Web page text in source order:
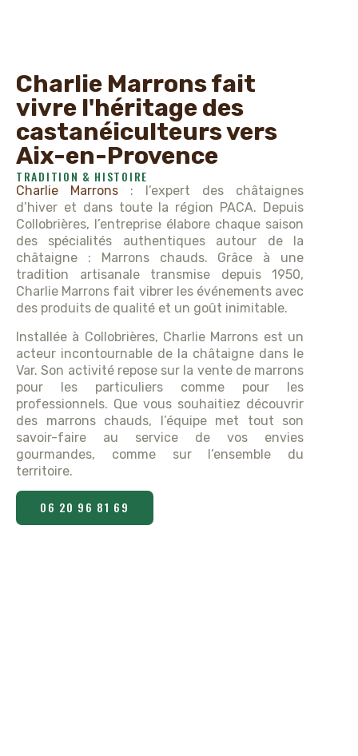
Charlie Marrons fait
vivre l'héritage des
castanéiculteurs vers
Aix-en-Provence
TRADITION & HISTOIRE
Charlie Marrons : l’expert des châtaignes
d’hiver et dans toute la région PACA. Depuis
Collobrières, l’entreprise élabore chaque saison
des spécialités authentiques autour de la
châtaigne : Marrons chauds. Grâce à une
tradition artisanale transmise depuis 1950,
Charlie Marrons fait vibrer les événements avec
des produits de qualité et un goût inimitable.
Installée à Collobrières, Charlie Marrons est un
acteur incontournable de la châtaigne dans le
Var. Son activité repose sur la vente de marrons
pour les particuliers comme pour les
professionnels. Que vous souhaitiez découvrir
des marrons chauds, l’équipe met tout son
savoir-faire au service de vos envies
gourmandes, comme sur l’ensemble du
territoire.
06 20 96 81 69